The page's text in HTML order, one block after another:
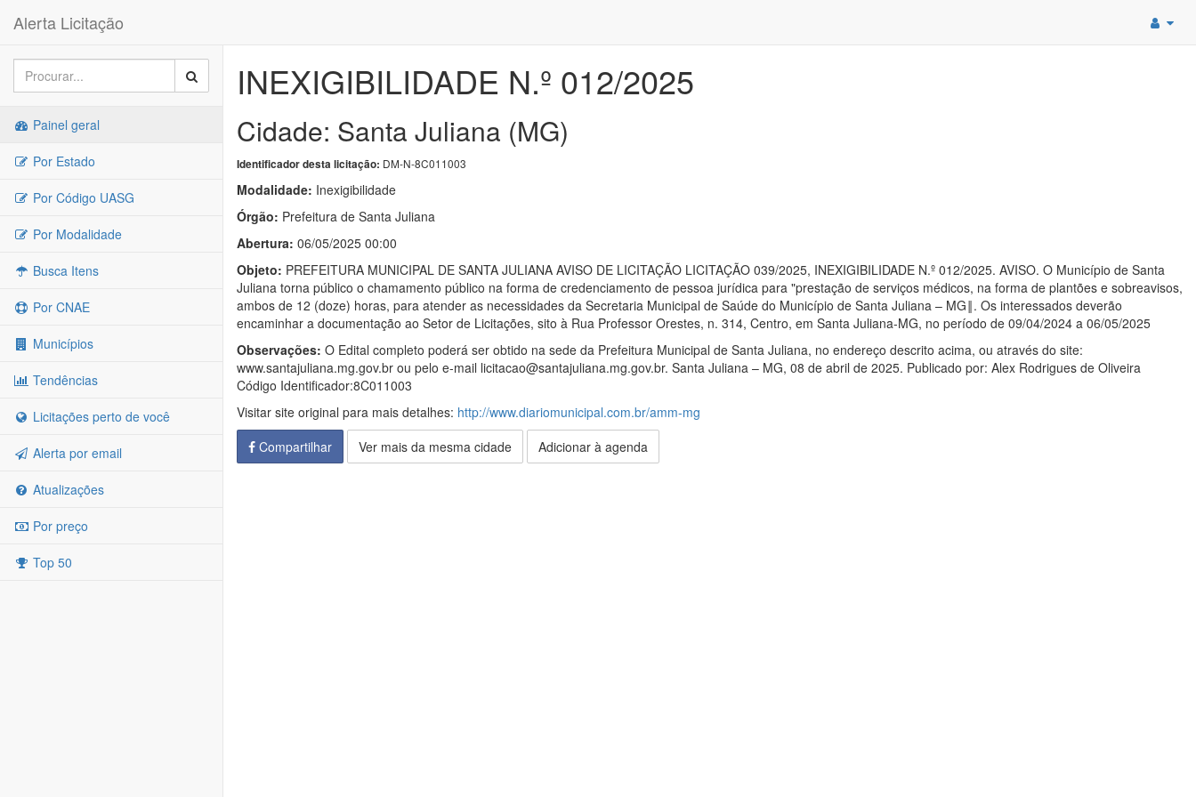
Alerta Licitação
Painel geral
Por Estado
Por Código UASG
Por Modalidade
Busca Itens
Por CNAE
Municípios
Tendências
Licitações perto de você
Alerta por email
Atualizações
Por preço
Top 50
INEXIGIBILIDADE N.º 012/2025
Cidade: Santa Juliana (MG)
Identificador desta licitação: DM-N-8C011003
Modalidade: Inexigibilidade
Órgão: Prefeitura de Santa Juliana
Abertura: 06/05/2025 00:00
Objeto: PREFEITURA MUNICIPAL DE SANTA JULIANA AVISO DE LICITAÇÃO LICITAÇÃO 039/2025, INEXIGIBILIDADE N.º 012/2025. AVISO. O Município de Santa
Juliana torna público o chamamento público na forma de credenciamento de pessoa jurídica para "prestação de serviços médicos, na forma de plantões e sobreavisos,
ambos de 12 (doze) horas, para atender as necessidades da Secretaria Municipal de Saúde do Município de Santa Juliana – MG‖. Os interessados deverão
encaminhar a documentação ao Setor de Licitações, sito à Rua Professor Orestes, n. 314, Centro, em Santa Juliana-MG, no período de 09/04/2024 a 06/05/2025
Observações: O Edital completo poderá ser obtido na sede da Prefeitura Municipal de Santa Juliana, no endereço descrito acima, ou através do site:
www.santajuliana.mg.gov.br ou pelo e-mail licitacao@santajuliana.mg.gov.br. Santa Juliana – MG, 08 de abril de 2025. Publicado por: Alex Rodrigues de Oliveira
Código Identificador:8C011003
Visitar site original para mais detalhes: http://www.diariomunicipal.com.br/amm-mg
Compartilhar
Ver mais da mesma cidade Adicionar à agenda